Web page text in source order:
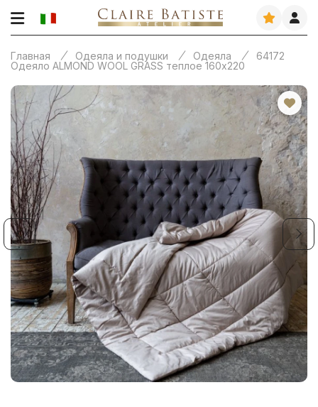
Главная Одеяла и подушки Одеяла
64172
Одеяло ALMOND WOOL GRASS теплое 160х220